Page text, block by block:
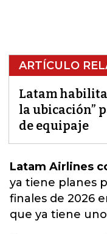
ARTÍCULO
Latam
la ubicación”
de equipaje
Latam Airlines
ya tiene planes
finales de 2026
que ya tiene